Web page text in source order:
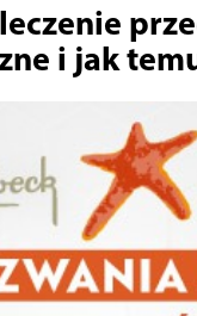
i jak